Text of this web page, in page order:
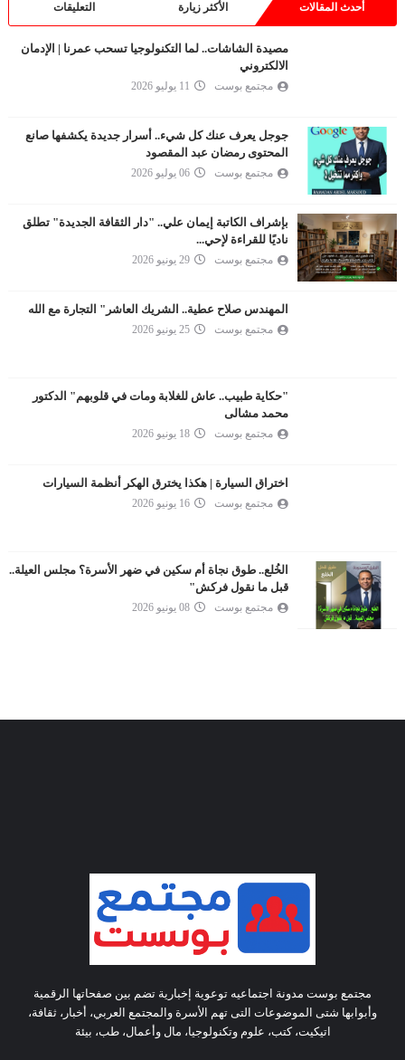
أحدث المقالات الأكثر زيارة التعليقات
مصيدة الشاشات.. لما التكنولوجيا تسحب عمرنا | الإدمان
الالكتروني
مجتمع بوست 11 يوليو 2026
جوجل يعرف عنك كل شيء.. أسرار جديدة يكشفها صانع
المحتوى رمضان عبد المقصود
مجتمع بوست 06 يوليو 2026
بإشراف الكاتبة إيمان علي.. "دار الثقافة الجديدة" تطلق
ناديًا للقراءة لإحي...
مجتمع بوست 29 يونيو 2026
المهندس صلاح عطية.. الشريك العاشر" التجارة مع الله
مجتمع بوست 25 يونيو 2026
"حكاية طبيب.. عاش للغلابة ومات في قلوبهم" الدكتور
محمد مشالى
مجتمع بوست 18 يونيو 2026
اختراق السيارة | هكذا يخترق الهكر أنظمة السيارات
مجتمع بوست 16 يونيو 2026
الخُلع.. طوق نجاة أم سكين في ضهر الأسرة؟ مجلس العيلة..
قبل ما نقول فركش"
مجتمع بوست 08 يونيو 2026
مجتمع بوست مدونة اجتماعيه توعوية إخبارية تضم بين صفحاتها الرقمية
وأبوابها شتى الموضوعات التى تهم الأسرة والمجتمع العربي، أخبار، ثقافة،
اتيكيت، كتب، علوم وتكنولوجيا، مال وأعمال، طب، بيئة